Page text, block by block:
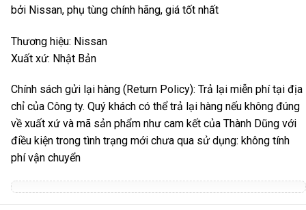
bởi Nissan, phụ tùng chính hãng, giá tốt nhất
Thương hiệu: Nissan
Xuất xứ: Nhật Bản
Chính sách gửi lại hàng (Return Policy): Trả lại miễn phí tại địa
chỉ của Công ty. Quý khách có thể trả lại hàng nếu không đúng
về xuất xứ và mã sản phẩm như cam kết của Thành Dũng với
điều kiện trong tình trạng mới chưa qua sử dụng: không tính
phí vận chuyển